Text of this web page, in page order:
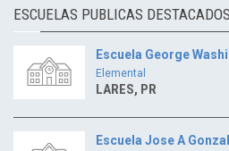
ESCUELAS PUBLICAS DESTACADOS
Escuela George
Elemental
LARES, PR
Escuela Jose A